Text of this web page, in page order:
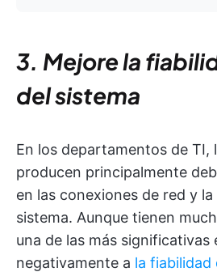
3. Mejore la
del sistema
En los departamentos de TI,
producen principalmente
en las conexiones de red y
sistema. Aunque tienen
una de las más significativas
negativamente a la fiabilidad